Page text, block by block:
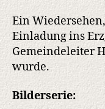
Ein
Einladung ins
Gemeindeleiter
wurde.
Bilderserie: